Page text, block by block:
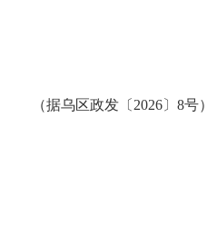
（据乌区政发〔 2026〕 8号）